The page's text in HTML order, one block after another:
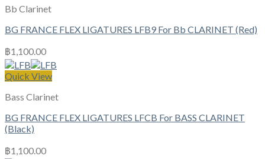
Bb Clarinet
BG FRANCE FLEX LIGATURES LFB9 For Bb CLARINET (Red)
฿1,100.00
Quick View
Bass Clarinet
BG FRANCE FLEX LIGATURES LFCB For BASS CLARINET
(Black)
฿1,100.00